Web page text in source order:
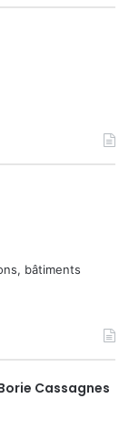
bâtiments
Cassagnes